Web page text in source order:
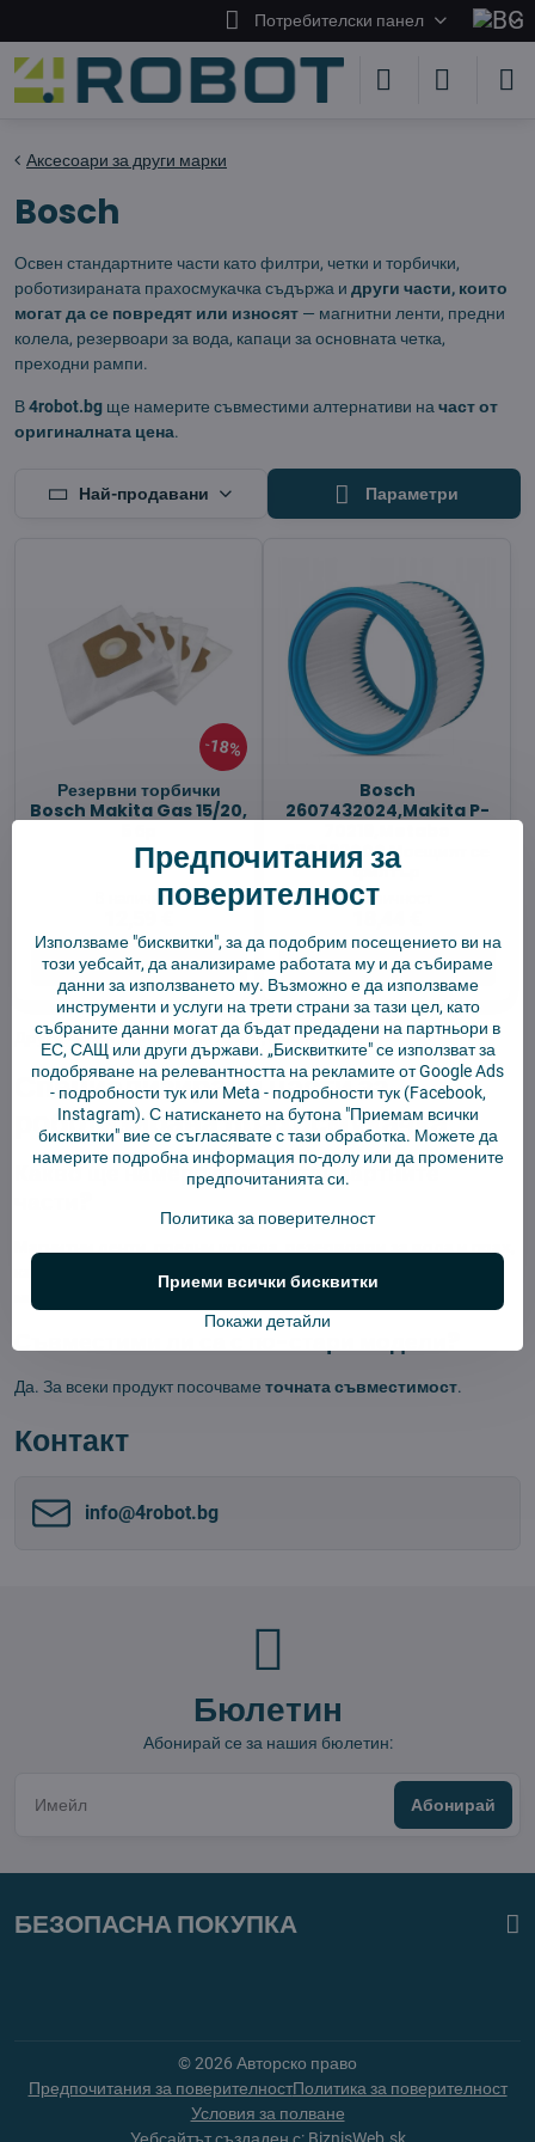
Потребителски панел
Аксесоари за други марки
Bosch
Освен стандартните части като филтри, четки и торбички,
роботизираната прахосмукачка съдържа и други части, които
могат да се повредят или износят — магнитни ленти, предни
колела, резервоари за вода, капаци за основната четка,
преходни рампи.
В4robot.bg ще намерите съвместими алтернативи на част от
оригиналната цена.
Най-продавани Параметри
18%
Резервни торбички
Bosch Makita Gas 15/20,
В наличност
Добави в количката
Bosch
2607432024,Makita P-
630299000 Моещият се
филтър
В наличност
Добави в количката
Други части✓ Магнитни ленти, колела.
Специализирани части за
роботизирана прахосмукачка
Какво ще намеря освен стандартните
капаци за основната четка
преходни рампи
многофункционални почистващи инструменти
Съвместими ли са с по-стари модели?
Да. За всеки продукт посочваме точната съвместимост.
Контакт
info​@4robot​.bg
Бюлетин
Абонирай се за нашия бюлетин:
Абонирай
БЕЗОПАСНА ПОКУПКА
©2026 Авторско право
Предпочитания за поверителностПолитика за поверителност
Условия за полване
Предпочитания за
поверителност
Използваме "бисквитки", за да подобрим посещението ви на
този уебсайт, да анализираме работата му и да събираме
данни за използването му. Възможно е да използваме
инструменти и услуги на трети страни за тази цел, като
събраните данни могат да бъдат предадени на партньори в
ЕС, САЩ или други държави. „Бисквитките" се използват за
подобряване на релевантността на рекламите от Google Ads
- подробности тукили Meta - подробности тук(Facebook,
Instagram). С натискането на бутона "Приемам всички
бисквитки" вие се съгласявате с тази обработка. Можете да
намерите подробна информация по-долу или да промените
предпочитанията си.
Политика за поверителност
Покажи детайли
Приеми всички бисквитки